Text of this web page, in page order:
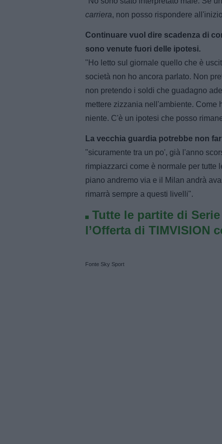
carriera, non posso rispondere
Continuare vuol dire scadenza di
sono venute fuori delle ipotesi.
"Ho letto sul giornale quello che è
società non ho ancora parlato. Non
non pretendo i soldi che guadagno
mettere zizzania nell'ambiente. Come
niente. C'è un ipotesi che posso
La vecchia guardia potrebbe non
"sicuramente tra un po', già l'anno
rimpiazzarci come è normale per tutte
piano andremo via e il Milan andrà
rimarrà sempre a questi livelli".
Tutte le partite di
l’Offerta di TIMVISION
Fonte Sky Sport